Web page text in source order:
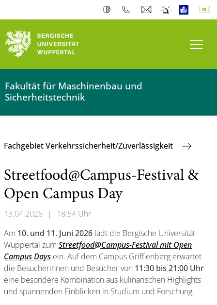
Fakultät für Maschinenbau und
Sicherheitstechnik
Fachgebiet Verkehrssicherheit/Zuverlässigkeit
Streetfood@Campus-Festival &
Open Campus Day
13.04.2026 |
18:54 Uhr
Am 10. und 11. Juni 2026 lädt die Bergische Universität
Wuppertal zum Streetfood@Campus-Festival mit Open
Campus Days ein. Auf dem Campus Grifflenberg erwartet
die Besucherinnen und Besucher von 11:30 bis 21:00 Uhr
eine besondere Kombination aus kulinarischen Highlights
und spannenden Einblicken in Studium und Forschung.